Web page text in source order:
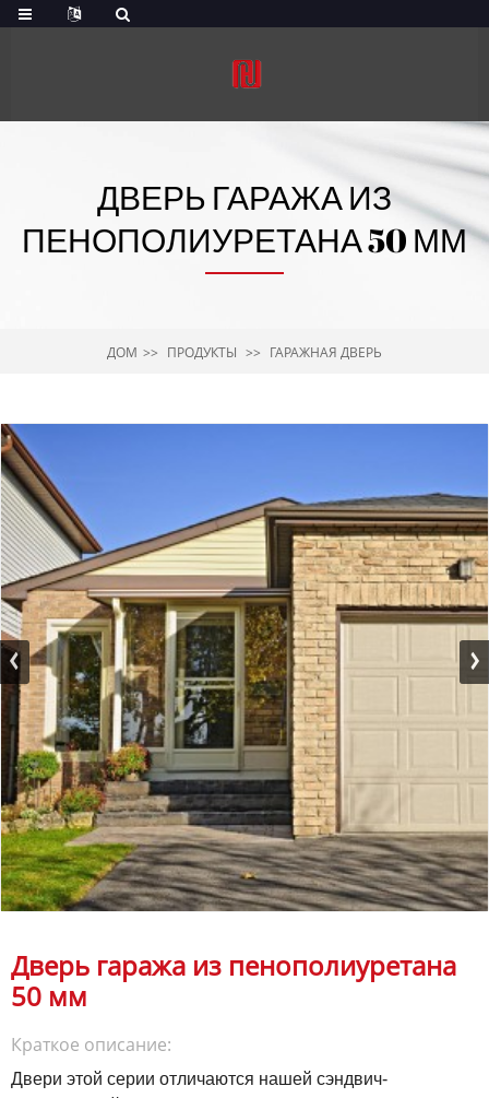
ДВЕРЬ ГАРАЖА ИЗ
ПЕНОПОЛИУРЕТАНА 50 ММ
ДОМ ПРОДУКТЫ ГАРАЖНАЯ ДВЕРЬ
Дверь гаража из пенополиуретана
50 мм
Краткое описание:
Двери этой серии отличаются нашей сэндвич-